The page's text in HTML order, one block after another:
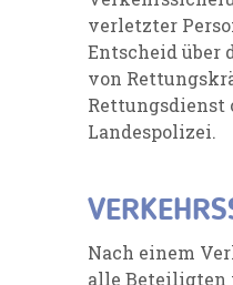
verletzter
Entscheid über
von
Rettungsdienst
Landespolizei.
Nach einem
alle Beteiligten